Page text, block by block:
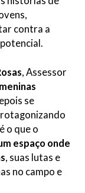
contra a
, Assessor
se
o que o
espaço onde
, suas lutas e
no campo e